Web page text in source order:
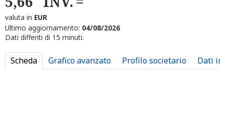
valuta in EUR
Ultimo aggiornamento: 04/08/2026
Dati differiti di 15 minuti.
Scheda Grafico avanzato Profilo societario Dati